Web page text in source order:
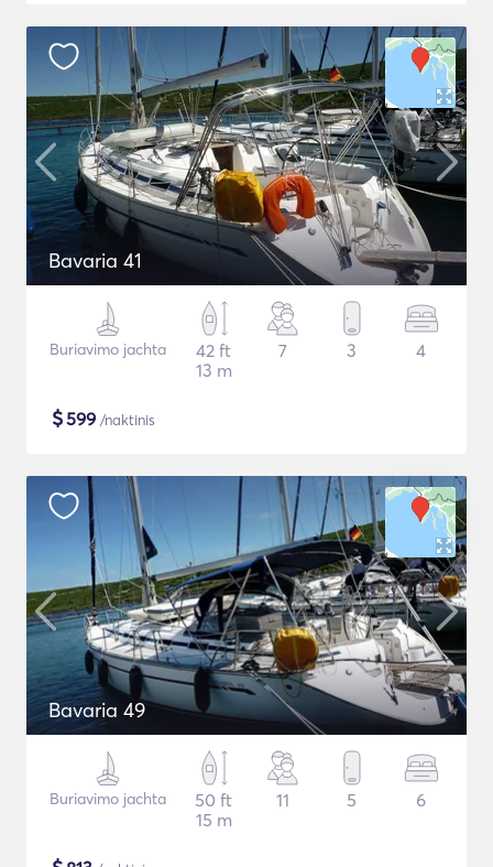
Bavaria 41
Buriavimo jachta
42 ft
13 m
7 3 4
$599 /naktinis
Bavaria 49
Buriavimo jachta
50 ft
15 m
11 5 6